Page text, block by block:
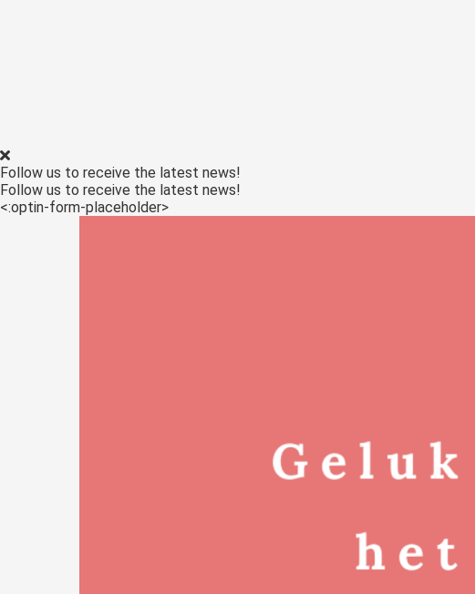
Follow us to receive the latest news!
Follow us to receive the latest news!
<:optin-form-placeholder>